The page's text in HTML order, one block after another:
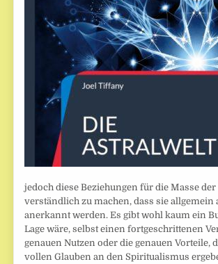
jedoch diese Beziehungen für die Masse
verständlich zu machen, dass sie allgemein
anerkannt werden. Es gibt wohl kaum ein
Lage wäre, selbst einen fortgeschrittenen
genauen Nutzen oder die genauen Vorteile,
vollen Glauben an den Spiritualismus